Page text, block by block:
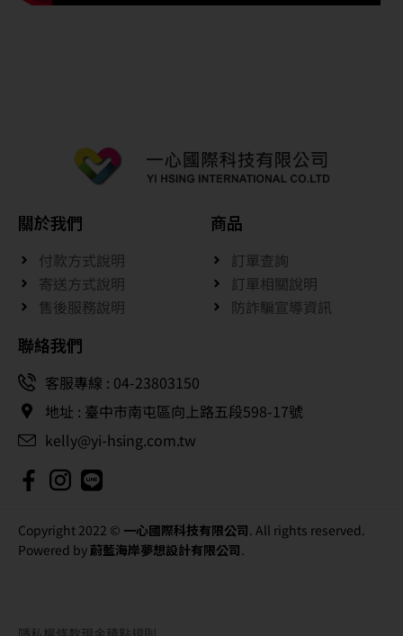
關於我們
付款方式說明
寄送方式說明
售後服務說明
商品
訂單查詢
訂單相關說明
防詐騙宣導資訊
聯絡我們
客服專線 : 04-23803150
地址 : 臺中市南屯區向上路五段598-17號
kelly@yi-hsing.com.tw
Copyright 2022 © 一心國際科技有限公司. All rights reserved.
Powered by蔚藍海岸夢想設計有限公司.